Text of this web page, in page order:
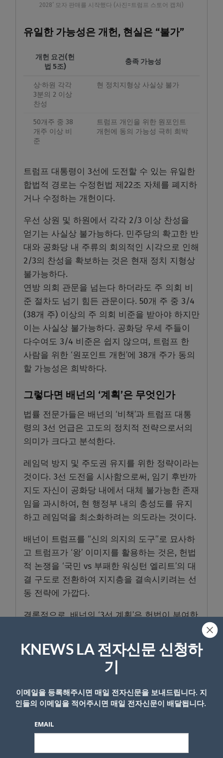
2028’ 모자 판매를 시작했다 (사진=트럼프 스토어 캡쳐)
유일한 가능성은 개헌, 현실은 “불가”
개헌 요건(헌
법 5조)
충족 가능성
상·하원 각각
3분의 2 이상
찬성
현 정치지형상 사실상 불가
50개주 중 38
개주 이상 비
준
트럼프 개인을 위한 원포인트
개헌에 동의 가능성 극히 희박
트럼프 대통령이 3선에 도전할 수 있는 유일한
합법적 경로는 수정헌법 제22조 자체를 폐지하
거나 수정하는 개헌이다.
우선 상원 및 하원에서 각각 2/3 이상 찬성을
얻기는 사실상 불가능하다. 민주당의 확고한 반
대와 공화당 내 주류의 회의적인 시각으로 인해
2/3의 찬성을 확보하는 것은 현재 정치 지형상
불가능하다.
연방 의회 관문을 넘는다 하더라도 주 의회 비
준 절차도 넘기 힘든 관문이다. 50개 주 중 3/4
(38개 주) 이상의 주 의회 비준을 받아야 하지만
이는 사실상 불가능하다. 공화당 우세 주들이
다수여도 3/4 비준은 쉽지 않으며, 트럼프 한
사람을 위한 ‘원포인트 개헌’에 38개 주가 동의
할 가능성은 희박하다.
그렇다면 배넌의 ‘계획’은 무엇인가
법률 전문가들은 배넌의 ‘비책’과 트럼프 대통
령의 3선 언급은 고도의 정치적 전략으로서의
의미가 크다고 분석한다.
레임덕 방지 및 주도권 유지를 위한 정략이라는
것이다. 3선 도전을 시사함으로써, 임기 후반까
지도 자신이 공화당 내에서 대체 불가능한 존재
임을 과시하여, 현 행정부 내의 충성도를 유지
하고 레임덕을 최소화하려는 의도라는 것이다.
배넌이 트럼프를 “신의 의지의 도구”로 묘사하
고 트럼프가 ‘왕’ 이미지를 활용하는 것은, 헌법
적 논쟁을 ‘국민 vs 부패한 워싱턴 엘리트’의 대
결 구도로 전환하여 지지층을 결속시키려는 선
동 전략에 가깝다.
결론적으로, 배넌의 ‘3선 계획’은 헌법이 부여한
가능성이 제로에 가깝다. 트럼프 대통령의 3선
카드는 ‘헌법 파괴’라는 비난을 감수하면서도,
자신의 지배력을 극대화하고 정치적 영향력을
K-News LA 편집부
KNEWS LA 전자신문 신청하
기
이메일을 등록해주시면 매일 전자신문을 보내드립니다. 지
인들의 이메일을 적어주시면 매일 전자신문이 배달됩니다.
EMAIL